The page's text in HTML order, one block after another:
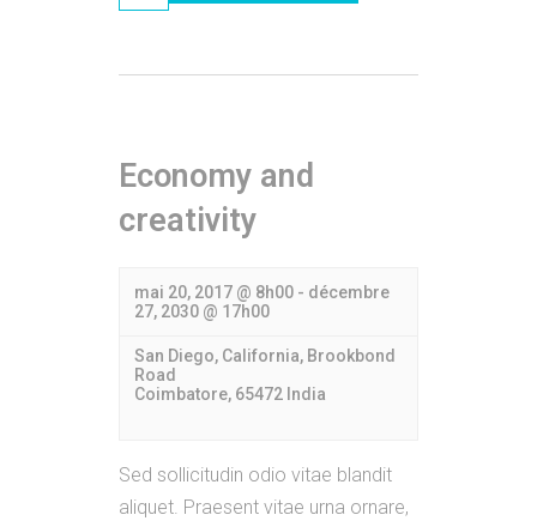
Economy and
creativity
mai 20, 2017 @ 8h00 - décembre
27, 2030 @ 17h00
San Diego, California, Brookbond
Road
Coimbatore, 65472 India
Sed sollicitudin odio vitae blandit
aliquet. Praesent vitae urna ornare,